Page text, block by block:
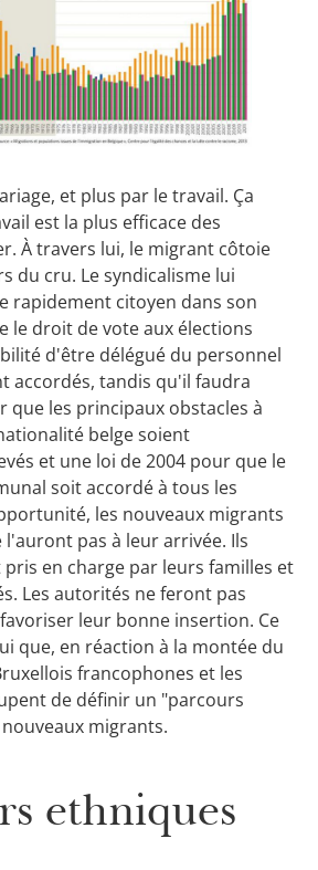
et plus par le travail. Ça
est la plus efficace des
À travers lui, le migrant côtoie
du cru. Le syndicalisme lui
rapidement citoyen dans son
le droit de vote aux élections
d'être délégué du personnel
accordés, tandis qu'il faudra
que les principaux obstacles à
belge soient
et une loi de 2004 pour que le
soit accordé à tous les
les nouveaux migrants
pas à leur arrivée. Ils
en charge par leurs familles et
Les autorités ne feront pas
leur bonne insertion. Ce
que, en réaction à la montée du
francophones et les
de définir un "parcours
migrants.
ethniques